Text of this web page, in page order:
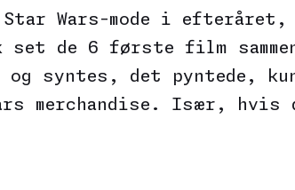
Wars-mode i efteråret,
set de 6 første film
og syntes, det pyntede,
merchandise. Især, hvis